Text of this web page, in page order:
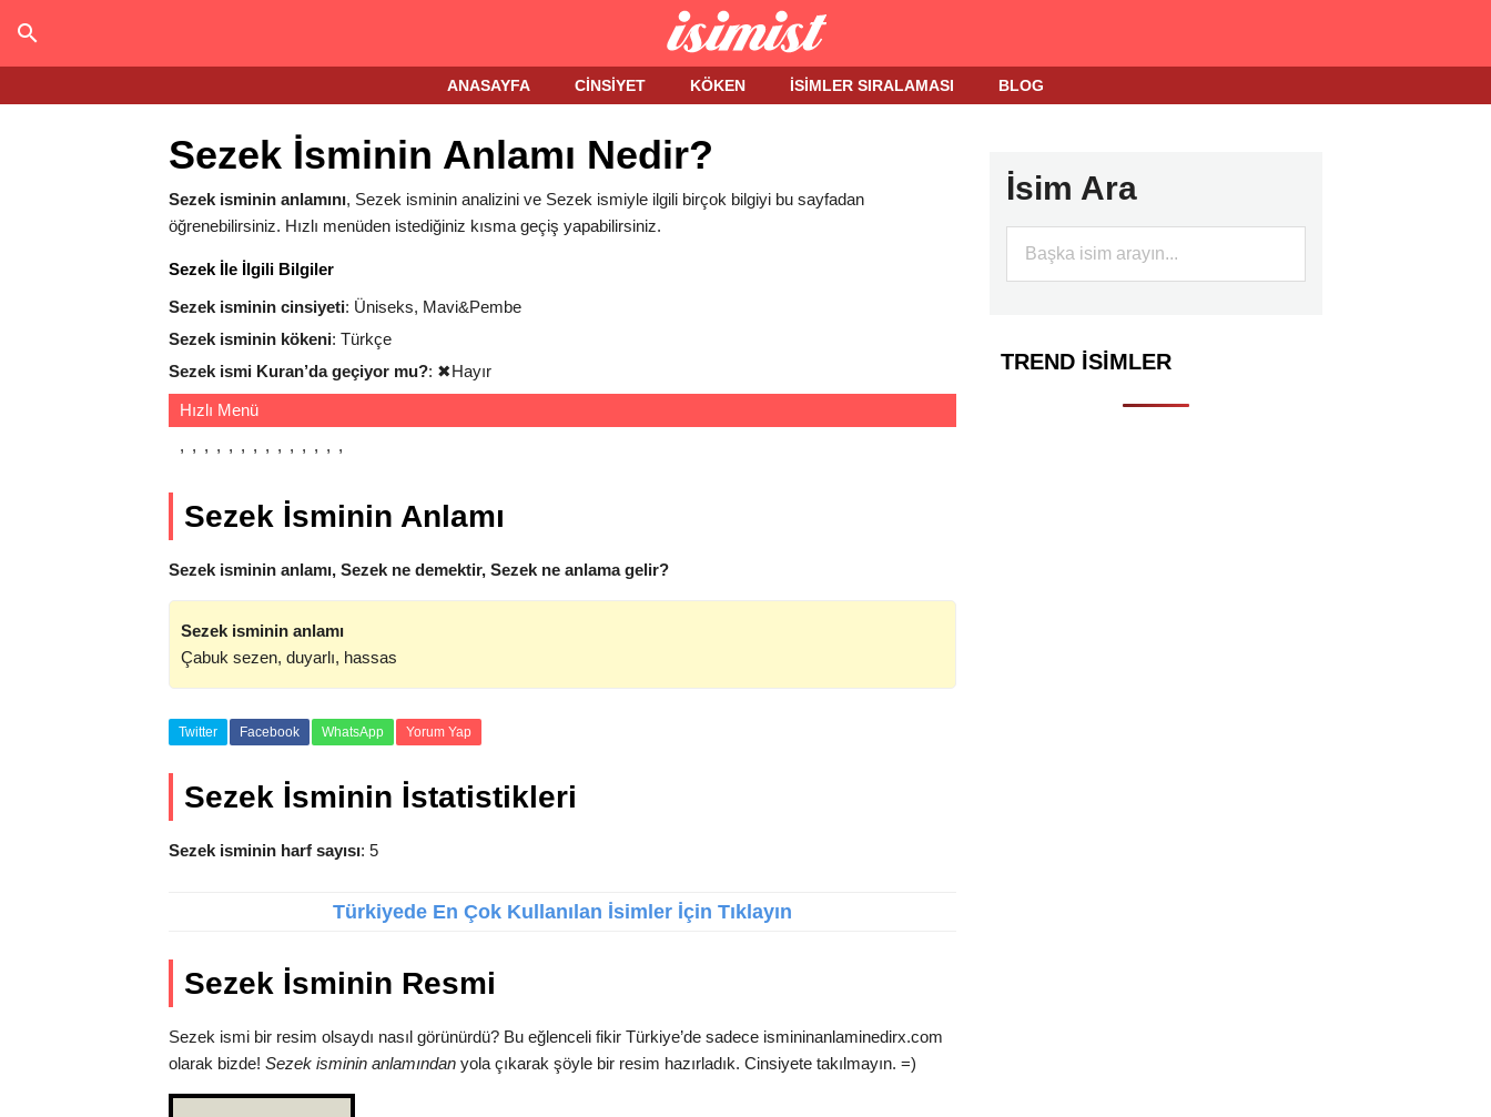
ANASAYFA CINSIYET KÖKEN İSIMLER SIRALAMASI BLOG
Sezek İsminin Anlamı Nedir?
Sezek isminin anlamını, Sezek isminin analizini ve Sezek ismiyle ilgili birçok bilgiyi bu sayfadan
öğrenebilirsiniz. Hızlı menüden istediğiniz kısma geçiş yapabilirsiniz.
Sezek İle İlgili Bilgiler
Sezek isminin cinsiyeti: Üniseks, Mavi&Pembe
Sezek isminin kökeni: Türkçe
Sezek ismi Kuran’da geçiyor mu?: ✖Hayır
Hızlı Menü
Sezek İsminin Anlamı
Sezek isminin anlamı, Sezek ne demektir, Sezek ne anlama gelir?
Sezek isminin anlamı
Çabuk sezen, duyarlı, hassas
Twitter Facebook WhatsApp Yorum Yap
Sezek İsminin İstatistikleri
Sezek isminin harf sayısı: 5
Türkiyede En Çok Kullanılan İsimler İçin Tıklayın
Sezek İsminin Resmi
Sezek ismi bir resim olsaydı nasıl görünürdü? Bu eğlenceli fikir Türkiye’de sadece ismininanlaminedirx.com
olarak bizde! Sezek isminin anlamından yola çıkarak şöyle bir resim hazırladık. Cinsiyete takılmayın. =)
İsim Ara
TREND İSIMLER